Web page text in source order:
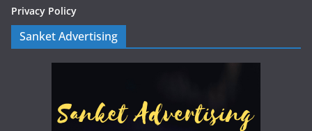
Privacy Policy
Sanket Advertising